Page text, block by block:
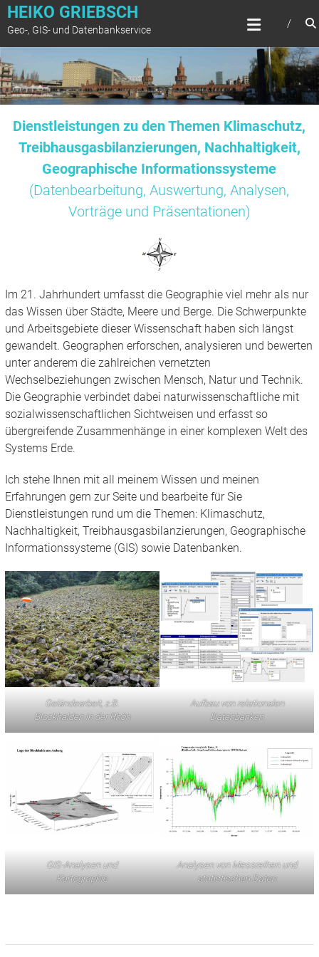
Zum
springen
HEIKO GRIEBSCH
Geo-, GIS- und Datenbankservice
Dienstleistungen zu den Themen Klimaschutz,
Treibhausgasbilanzierungen, Nachhaltigkeit,
Geographische Informationssysteme
(Datenbearbeitung, Auswertung, Analysen,
Vorträge und Präsentationen)
Im 21. Jahrhundert umfasst die Geographie viel mehr als nur
das Wissen über Städte, Meere und Berge. Die Schwerpunkte
und Arbeitsgebiete dieser Wissenschaft haben sich längst
gewandelt. Geographen erforschen, analysieren und bewerten
unter anderem die zahlreichen vernetzten
Wechselbeziehungen zwischen Mensch, Natur und Technik.
Die Geographie verbindet dabei naturwissenschaftliche mit
sozialwissenschaftlichen Sichtweisen und erfasst so
übergreifende Zusammenhänge in einer komplexen Welt des
Systems Erde.
Ich stehe Ihnen mit all meinem Wissen und meinen
Erfahrungen gern zur Seite und bearbeite für Sie
Dienstleistungen rund um die Themen: Klimaschutz,
Nachhaltigkeit, Treibhausgasbilanzierungen, Geographische
Informationssysteme (GIS) sowie Datenbanken.
Geländearbeit, z.B.
Blockhalden in der Rhön
Aufbau von relationalen
Datenbanken
GIS-Analysen und
Kartographie
Analysen von Messreihen und
statistischen Daten